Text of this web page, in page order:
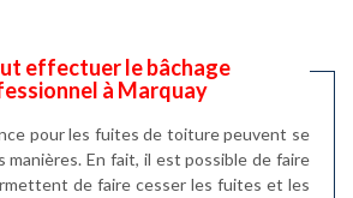
effectuer le bâchage
à Marquay
pour les fuites de toiture peuvent se
En fait, il est possible de faire
de faire cesser les fuites et les